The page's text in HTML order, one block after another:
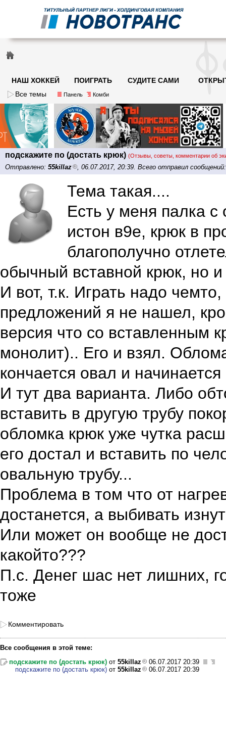
НАШ ХОККЕЙ ПОИГРАТЬ СУДИТЕ САМИ
Все темы
Панель Комби
подскажите по (достать крюк) (Отзывы, советы, комментарии об
Отправлено: 55killaz , 06.07.2017, 20:39. Всего отправил
Тема такая....
Есть у меня палка
истон в9е, крюк в
благополучно
обычный вставной крюк, но
И вот, т.к. Играть надо
предложений я не нашел,
версия что со вставленным
монолит).. Его и взял.
кончается овал и
И тут два варианта. Либо
вставить в другую трубу
обломка крюк уже чутка
его достал и вставить по
овальную трубу...
Проблема в том что от
достанется, а выбивать
Или может он вообще не
какойто???
П.с. Денег шас нет лишних,
тоже
Комментировать
Все сообщения в этой теме:
подскажите по (достать крюк) от 55killaz
06.07.2017 20:39
подскажите по (достать крюк) от 55killaz 06.07.2017 20:39